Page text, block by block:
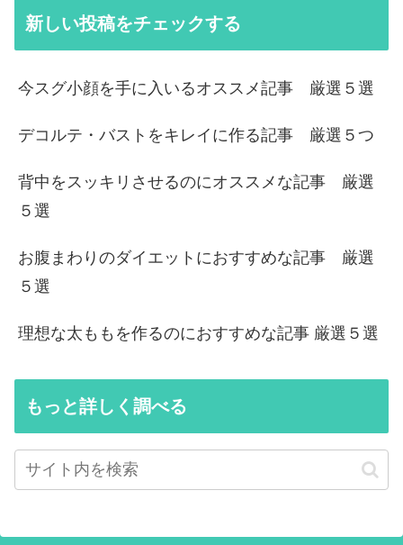
新しい投稿をチェックする
今スグ小顔を手に入いるオススメ記事 厳選５選
デコルテ・バストをキレイに作る記事 厳選５つ
背中をスッキリさせるのにオススメな記事 厳選
５選
お腹まわりのダイエットにおすすめな記事 厳選
５選
理想な太ももを作るのにおすすめな記事 厳選５選
もっと詳しく調べる